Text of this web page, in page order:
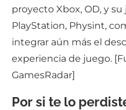
proyecto Xbox, OD, y
PlayStation, Physint,
integrar aún más el
experiencia de juego.
GamesRadar]
Por si te lo